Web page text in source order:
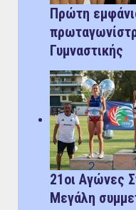
Πρώτη
Γυμναστικής
21οι Αγώνες
Μεγάλη